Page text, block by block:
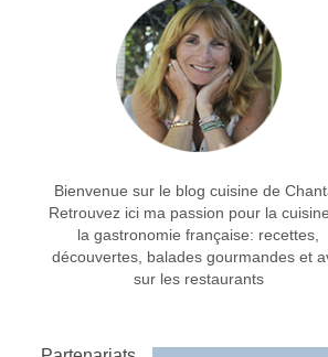
Bienvenue sur le blog cuisine de
Retrouvez ici ma passion pour la
la gastronomie française: recettes,
découvertes, balades gourmandes et
sur les restaurants